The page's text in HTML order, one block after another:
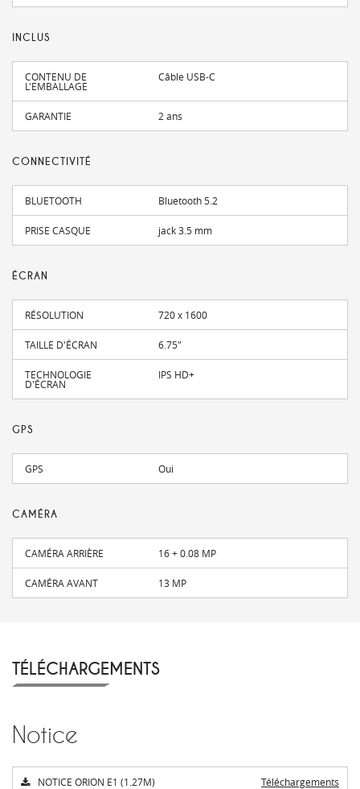
INCLUS
CONTENU DE
L'EMBALLAGE
Câble USB-C
GARANTIE 2 ans
CONNECTIVITÉ
BLUETOOTH Bluetooth 5.2
PRISE CASQUE jack 3.5 mm
ÉCRAN
RÉSOLUTION 720 x 1600
TAILLE D'ÉCRAN 6.75"
TECHNOLOGIE
D'ÉCRAN
IPS HD+
GPS
GPS Oui
CAMÉRA
CAMÉRA ARRIÈRE 16 + 0.08 MP
CAMÉRA AVANT 13 MP
TÉLÉCHARGEMENTS
Notice
NOTICE ORION E1 (1.27M) Téléchargements